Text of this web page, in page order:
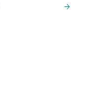
arrow_forward